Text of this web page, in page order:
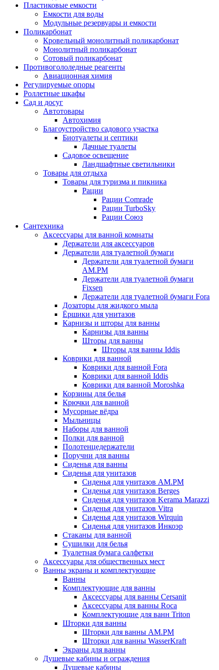
Пластиковые емкости
Емкости для воды
Модульные резервуары и емкости
Поликарбонат
Кровельный монолитный поликарбонат
Монолитный поликарбонат
Сотовый поликарбонат
Противогололедные реагенты
Авиационная химия
Регулируемые опоры
Роллетные шкафы
Сад и досуг
Автотовары
Автохимия
Благоустройство садового участка
Биотуалеты и септики
Дачные туалеты
Садовое освещение
Ландшафтные светильники
Товары для отдыха
Товары для туризма и пикника
Рации
Рации Comrade
Рации TurboSky
Рации Союз
Сантехника
Аксессуары для ванной комнаты
Держатели для аксессуаров
Держатели для туалетной бумаги
Держатели для туалетной бумаги
AM.PM
Держатели для туалетной бумаги
Fixsen
Держатели для туалетной бумаги Fora
Дозаторы для жидкого мыла
Ёршики для унитазов
Карнизы и шторы для ванны
Карнизы для ванны
Шторы для ванны
Шторы для ванны Iddis
Коврики для ванной
Коврики для ванной Fora
Коврики для ванной Iddis
Коврики для ванной Moroshka
Корзины для белья
Крючки для ванной
Мусорные вёдра
Мыльницы
Наборы для ванной
Полки для ванной
Полотенцедержатели
Поручни для ванны
Сиденья для ванны
Сиденья для унитазов
Сиденья для унитазов AM.PM
Сиденья для унитазов Berges
Сиденья для унитазов Kerama Marazzi
Сиденья для унитазов Vitra
Сиденья для унитазов Wirquin
Сиденья для унитазов Инкоэр
Стаканы для ванной
Сушилки для белья
Туалетная бумага салфетки
Аксессуары для общественных мест
Ванны экраны и комплектующие
Ванны
Комплектующие для ванны
Аксессуары для ванны Cersanit
Аксессуары для ванны Roca
Комплектующие для ванн Triton
Шторки для ванны
Шторки для ванны AM.PM
Шторки для ванны WasserKraft
Экраны для ванны
Душевые кабины и ограждения
Душевые кабины